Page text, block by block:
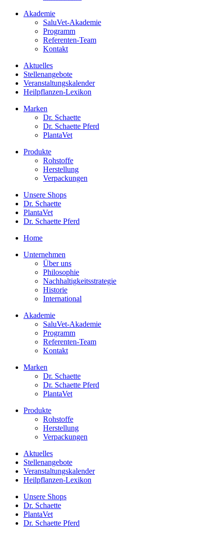
Akademie
SaluVet-Akademie
Programm
Referenten-Team
Kontakt
Aktuelles
Stellenangebote
Veranstaltungskalender
Heilpflanzen-Lexikon
Marken
Dr. Schaette
Dr. Schaette Pferd
PlantaVet
Produkte
Rohstoffe
Herstellung
Verpackungen
Unsere Shops
Dr. Schaette
PlantaVet
Dr. Schaette Pferd
Home
Unternehmen
Über uns
Philosophie
Nachhaltigkeitsstrategie
Historie
International
Akademie
SaluVet-Akademie
Programm
Referenten-Team
Kontakt
Marken
Dr. Schaette
Dr. Schaette Pferd
PlantaVet
Produkte
Rohstoffe
Herstellung
Verpackungen
Aktuelles
Stellenangebote
Veranstaltungskalender
Heilpflanzen-Lexikon
Unsere Shops
Dr. Schaette
PlantaVet
Dr. Schaette Pferd